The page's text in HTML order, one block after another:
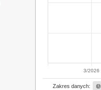
3/2026
Zakres danych: